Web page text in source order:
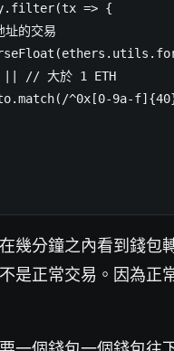
=> {
的交易
// 大於 1 ETH
^0x[0-9a-
幾分鐘之內看到錢包
是正常交易。因為正